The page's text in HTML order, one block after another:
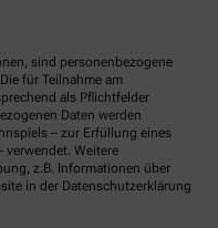
sind personenbezogene
für Teilnahme am
als Pflichtfelder
Daten werden
– zur Erfüllung eines
verwendet. Weitere
z.B. Informationen über
in der Datenschutzerklärung